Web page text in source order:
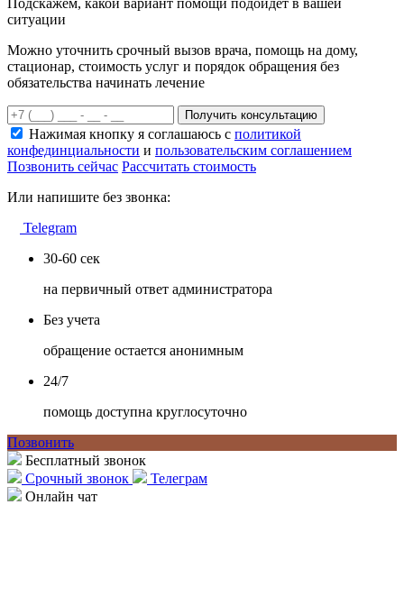
ситуации
Можно уточнить срочный вызов врача, помощь на дому,
стационар, стоимость услуг и порядок обращения без
обязательства начинать лечение
Получить консультацию
Нажимая кнопку я соглашаюсь с политикой
конфединциальности и пользовательским соглашением
Позвонить сейчас Рассчитать стоимость
Или напишите без звонка:
Telegram
30-60 сек
на первичный ответ администратора
Без учета
обращение остается анонимным
24/7
помощь доступна круглосуточно
Позвонить
Бесплатный звонок
Срочный звонок
Телеграм
Онлайн чат